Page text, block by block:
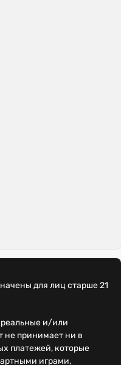
для лиц старше 21
реальные и/или
не принимает ни в
платежей, которые
играми,